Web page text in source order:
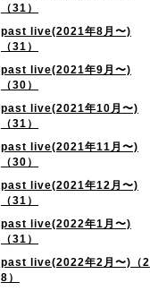
（31）
past live(2021年8月〜)
（31）
past live(2021年9月〜)
（30）
past live(2021年10月〜)
（31）
past live(2021年11月〜)
（30）
past live(2021年12月〜)
（31）
past live(2022年1月〜)
（31）
past live(2022年2月〜)（2
8）